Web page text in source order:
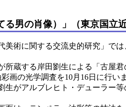
る男の肖像）」（東京国立
術に関する交流史的研究」で
蔵する岸田劉生による「古屋
画の光学調査を10月16日に行い
がアルブレヒト・デューラー